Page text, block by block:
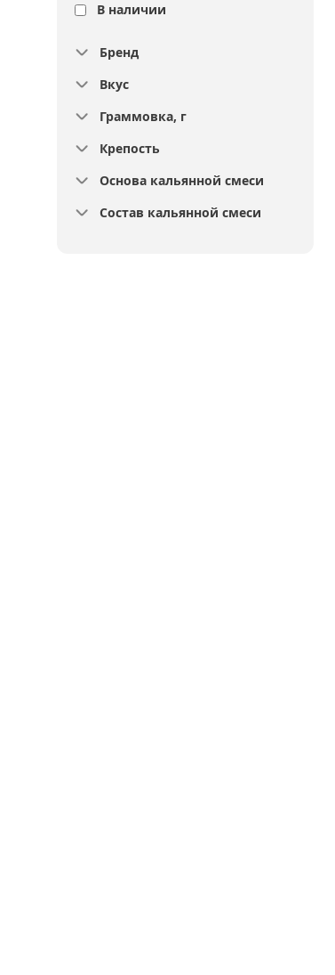
В наличии
Бренд
Вкус
Граммовка, г
Крепость
Основа кальянной смеси
Состав кальянной смеси